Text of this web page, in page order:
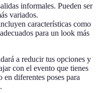
informales. Pueden ser
variados.
características como
para un look más
a reducir tus opciones y
con el evento que tienes
en diferentes poses para